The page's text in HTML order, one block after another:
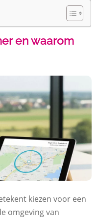
en waarom
kiezen voor een
omgeving van